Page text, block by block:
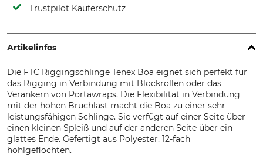
Trustpilot Käuferschutz
Artikelinfos
Die FTC Riggingschlinge Tenex Boa eignet sich perfekt für
das Rigging in Verbindung mit Blockrollen oder das
Verankern von Portawraps. Die Flexibilität in Verbindung
mit der hohen Bruchlast macht die Boa zu einer sehr
leistungsfähigen Schlinge. Sie verfügt auf einer Seite über
einen kleinen Spleiß und auf der anderen Seite über ein
glattes Ende. Gefertigt aus Polyester, 12-fach
hohlgeflochten.